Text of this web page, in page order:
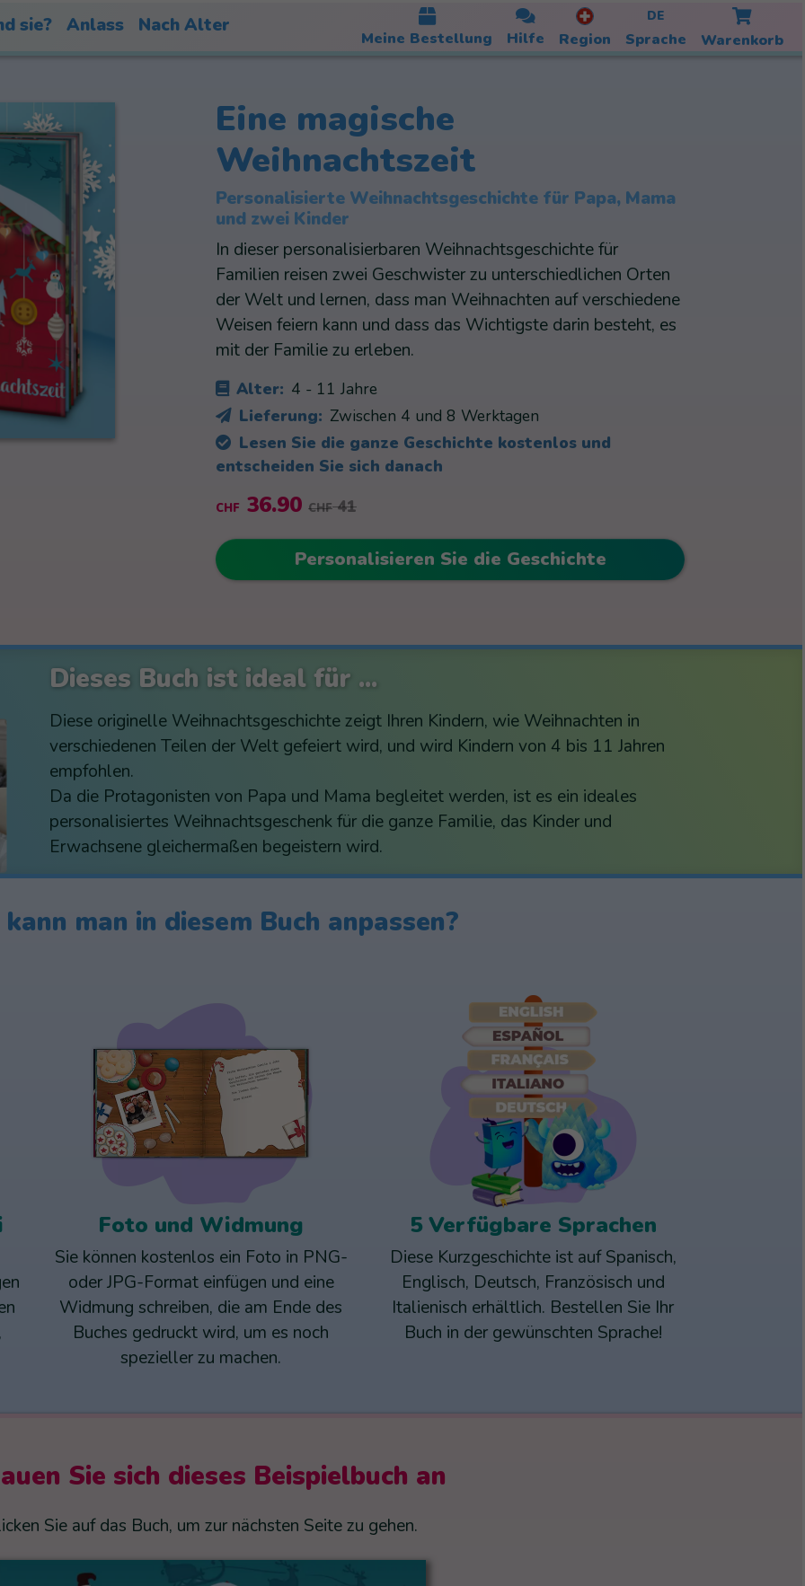
sie? Anlass Nach Alter
Meine Bestellung Hilfe Region
DE
Sprache Warenkorb
Eine magische
Weihnachtszeit
Personalisierte Weihnachtsgeschichte für Papa, Mama
und zwei Kinder
In dieser personalisierbaren Weihnachtsgeschichte für
Familien reisen zwei Geschwister zu unterschiedlichen Orten
der Welt und lernen, dass man Weihnachten auf verschiedene
Weisen feiern kann und dass das Wichtigste darin besteht, es
mit der Familie zu erleben.
Alter: 4 - 11 Jahre
Lieferung: Zwischen 4 und 8 Werktagen
Lesen Sie die ganze Geschichte kostenlos und
entscheiden Sie sich danach
CHF 36.90 CHF41
Personalisieren Sie die Geschichte
Dieses Buch ist ideal für ...
Diese originelle Weihnachtsgeschichte zeigt Ihren Kindern, wie Weihnachten in
verschiedenen Teilen der Welt gefeiert wird, und wird Kindern von 4 bis 11 Jahren
empfohlen.
Da die Protagonisten von Papa und Mama begleitet werden, ist es ein ideales
personalisiertes Weihnachtsgeschenk für die ganze Familie, das Kinder und
Erwachsene gleichermaßen begeistern wird.
man in diesem Buch anpassen?
Foto und Widmung
Sie können kostenlos ein Foto in PNG-
oder JPG-Format einfügen und eine
Widmung schreiben, die am Ende des
Buches gedruckt wird, um es noch
spezieller zu machen.
5 Verfügbare Sprachen
Diese Kurzgeschichte ist auf Spanisch,
Englisch, Deutsch, Französisch und
Italienisch erhältlich. Bestellen Sie Ihr
Buch in der gewünschten Sprache!
Sie sich dieses Beispielbuch an
Sie auf das Buch, um zur nächsten Seite zu gehen.